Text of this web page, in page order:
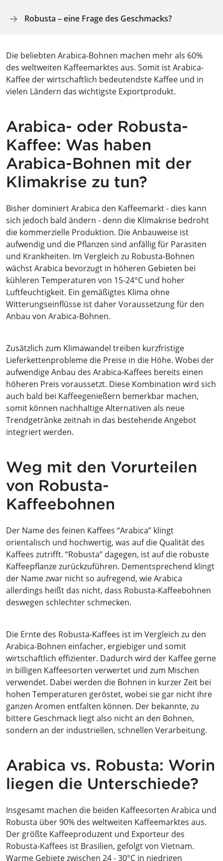
Robusta – eine Frage des Geschmacks?
Die beliebten Arabica-Bohnen machen mehr als 60%
des weltweiten Kaffeemarktes aus. Somit ist Arabica-
Kaffee der wirtschaftlich bedeutendste Kaffee und in
vielen Ländern das wichtigste Exportprodukt.
Arabica- oder Robusta-
Kaffee: Was haben
Arabica-Bohnen mit der
Klimakrise zu tun?
Bisher dominiert Arabica den Kaffeemarkt - dies kann
sich jedoch bald ändern - denn die Klimakrise bedroht
die kommerzielle Produktion. Die Anbauweise ist
aufwendig und die Pflanzen sind anfällig für Parasiten
und Krankheiten. Im Vergleich zu Robusta-Bohnen
wächst Arabica bevorzugt in höheren Gebieten bei
kühleren Temperaturen von 15-24°C und hoher
Luftfeuchtigkeit. Ein gemäßigtes Klima ohne
Witterungseinflüsse ist daher Voraussetzung für den
Anbau von Arabica-Bohnen.
Zusätzlich zum Klimawandel treiben kurzfristige
Lieferkettenprobleme die Preise in die Höhe. Wobei der
aufwendige Anbau des Arabica-Kaffees bereits einen
höheren Preis voraussetzt. Diese Kombination wird sich
auch bald bei Kaffeegenießern bemerkbar machen,
somit können nachhaltige Alternativen als neue
Trendgetränke zeitnah in das bestehende Angebot
integriert werden.
Weg mit den Vorurteilen
von Robusta-
Kaffeebohnen
Der Name des feinen Kaffees “Arabica” klingt
orientalisch und hochwertig, was auf die Qualität des
Kaffees zutrifft. “Robusta” dagegen, ist auf die robuste
Kaffeepflanze zurückzuführen. Dementsprechend klingt
der Name zwar nicht so aufregend, wie Arabica
allerdings heißt das nicht, dass Robusta-Kaffeebohnen
deswegen schlechter schmecken.
Die Ernte des Robusta-Kaffees ist im Vergleich zu den
Arabica-Bohnen einfacher, ergiebiger und somit
wirtschaftlich effizienter. Dadurch wird der Kaffee gerne
in billigen Kaffeesorten verwertet und zum Mischen
verwendet. Dabei werden die Bohnen in kurzer Zeit bei
hohen Temperaturen geröstet, wobei sie gar nicht ihre
ganzen Aromen entfalten können. Der bekannte, zu
bittere Geschmack liegt also nicht an den Bohnen,
sondern an der industriellen, schnellen Verarbeitung.
Arabica vs. Robusta: Worin
liegen die Unterschiede?
Insgesamt machen die beiden Kaffeesorten Arabica und
Robusta über 90% des weltweiten Kaffeemarktes aus.
Der größte Kaffeeproduzent und Exporteur des
Robusta-Kaffees ist Brasilien, gefolgt von Vietnam.
Warme Gebiete zwischen 24 - 30°C in niedrigen